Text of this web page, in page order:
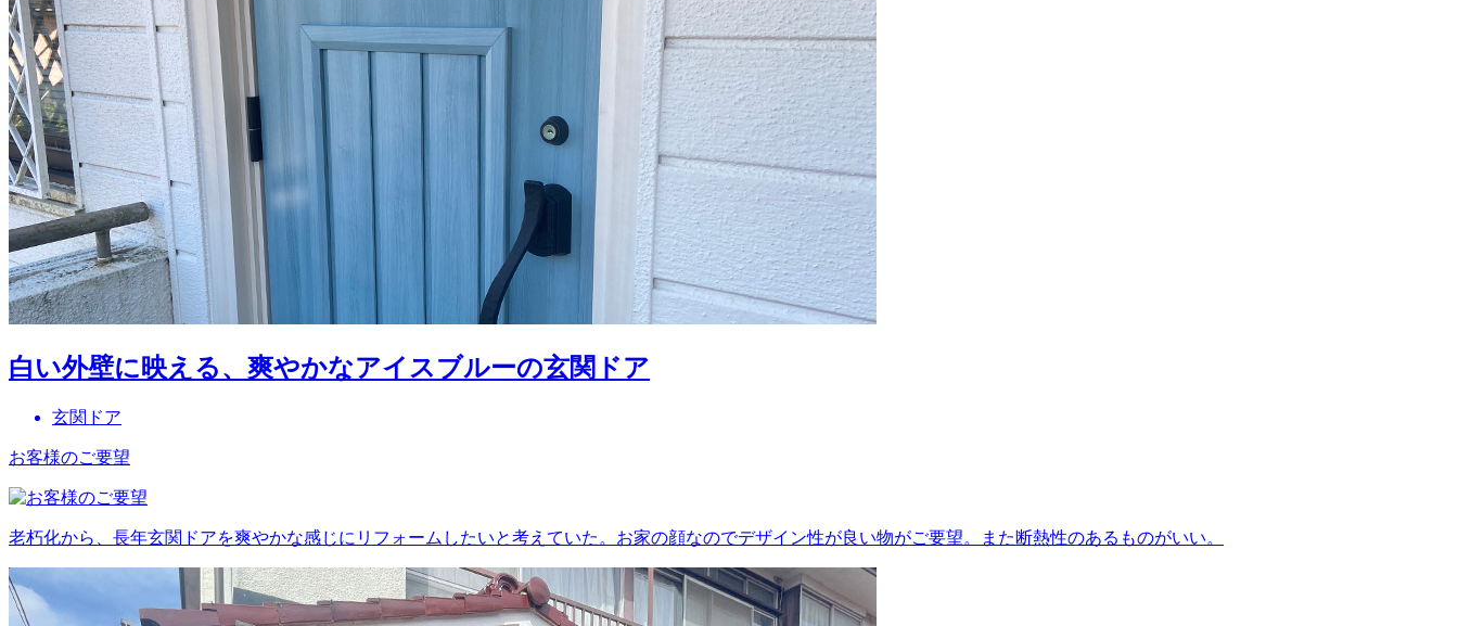
白い外壁に映える、爽やかなアイスブルーの玄関ドア
玄関ドア
お客様のご要望
老朽化から、長年玄関ドアを爽やかな感じにリフォームしたいと考えていた。お家の顔なのでデザイン性が良い物がご要望。また断熱性のあるものがいい。